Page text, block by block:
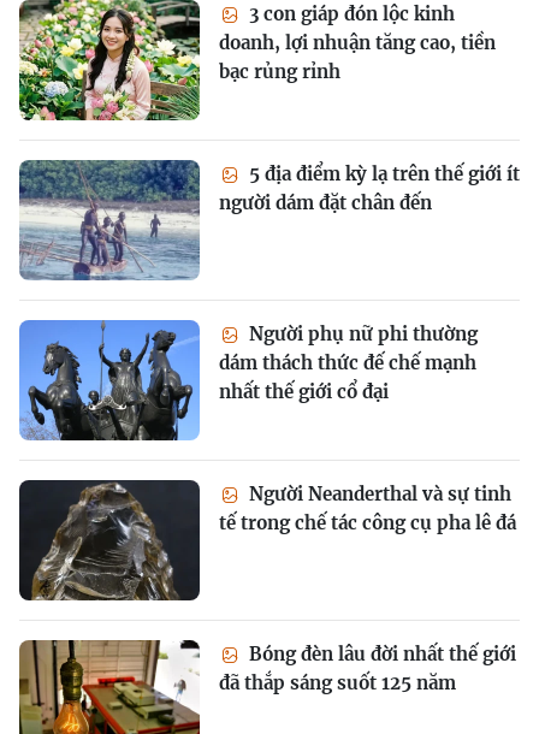
3 con giáp đón lộc kinh
doanh, lợi nhuận tăng cao, tiền
bạc rủng rỉnh
5 địa điểm kỳ lạ trên thế giới ít
người dám đặt chân đến
Người phụ nữ phi thường
dám thách thức đế chế mạnh
nhất thế giới cổ đại
Người Neanderthal và sự tinh
tế trong chế tác công cụ pha lê đá
Bóng đèn lâu đời nhất thế giới
đã thắp sáng suốt 125 năm